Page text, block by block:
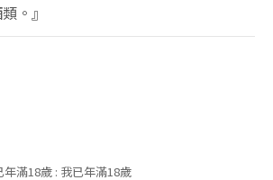
。』
年滿18歲 : 我已年滿18歲